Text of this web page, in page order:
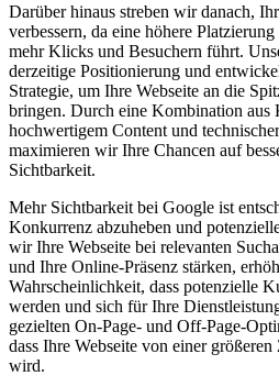
Darüber hinaus streben wir danach,
verbessern, da eine höhere
mehr Klicks und Besuchern führt.
derzeitige Positionierung und
Strategie, um Ihre Webseite an die
bringen. Durch eine Kombination
hochwertigem Content und
maximieren wir Ihre Chancen auf
Sichtbarkeit.
Mehr Sichtbarkeit bei Google ist
Konkurrenz abzuheben und
wir Ihre Webseite bei relevanten
und Ihre Online-Präsenz stärken,
Wahrscheinlichkeit, dass potenzielle
werden und sich für Ihre
gezielten On-Page- und Off-Page-
dass Ihre Webseite von einer
wird.